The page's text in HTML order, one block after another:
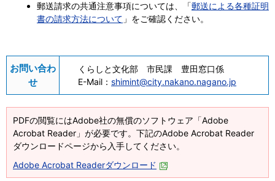
郵送請求の共通注意事項については、「郵送による各種証明
書の請求方法について 」をご確認ください。
お問い合わ
せ
くらしと文化部 市民課 豊田窓口係
E-Mail： shimint@city.nakano.nagano.jp
PDFの閲覧にはAdobe社の無償のソフトウェア「Adobe
Acrobat Reader」が必要です。下記のAdobe Acrobat Reader
ダウンロードページから入手してください。
Adobe Acrobat Readerダウンロード